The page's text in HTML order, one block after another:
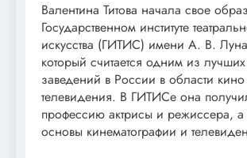
Валентина Титова начала свое
Государственном институте
искусства (ГИТИС) имени А. В.
который считается одним из
заведений в России в области
телевидения. В ГИТИСе она
профессию актрисы и режиссера, а
основы кинематографии и